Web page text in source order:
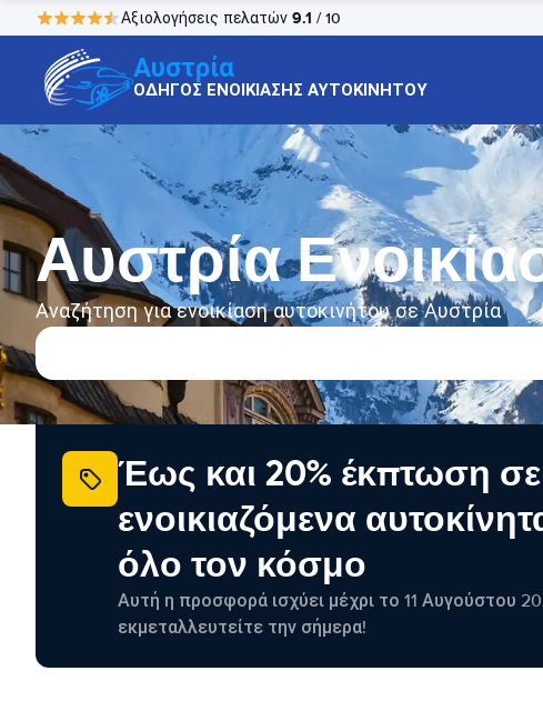
Αξιολογήσεις πελατών 9.1 / 10
Αυστρία
ΟΔΗΓΟΣ ΕΝΟΙΚΙΑΣΗΣ ΑΥΤΟΚΙΝΗΤΟΥ
Αυστρία
Αναζήτηση για ενοικίαση αυτοκινήτου σε Αυστρία
Έως και 20% έκπτωση σε
ενοικιαζόμενα
όλο τον κόσμο
Αυτή η προσφορά ισχύει μέχρι το 11 Αυγούστου
εκμεταλλευτείτε την σήμερα!